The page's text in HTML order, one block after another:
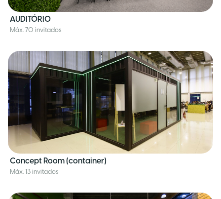
AUDITÓRIO
Máx. 70 invitados
Concept Room (container)
Máx. 13 invitados